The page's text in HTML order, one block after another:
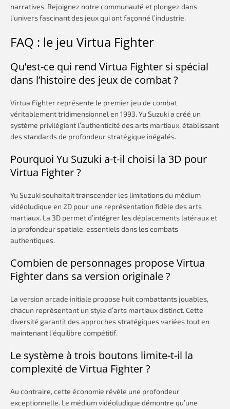
narratives. Rejoignez notre communauté et plongez dans
l’univers fascinant des jeux qui ont façonné l’industrie.
FAQ : le jeu Virtua Fighter
Qu’est-ce qui rend Virtua Fighter si spécial
dans l’histoire des jeux de combat ?
Virtua Fighter représente le premier jeu de combat
véritablement tridimensionnel en 1993. Yu Suzuki a créé un
système privilégiant l’authenticité des arts martiaux, établissant
des standards de profondeur stratégique inégalés.
Pourquoi Yu Suzuki a-t-il choisi la 3D pour
Virtua Fighter ?
Yu Suzuki souhaitait transcender les limitations du médium
vidéoludique en 2D pour une représentation fidèle des arts
martiaux. La 3D permet d’intégrer les déplacements latéraux et
la profondeur spatiale, essentiels dans les combats
authentiques.
Combien de personnages propose Virtua
Fighter dans sa version originale ?
La version arcade initiale propose huit combattants jouables,
chacun représentant un style d’arts martiaux distinct. Cette
diversité garantit des approches stratégiques variées tout en
maintenant l’équilibre compétitif.
Le système à trois boutons limite-t-il la
complexité de Virtua Fighter ?
Au contraire, cette économie révèle une profondeur
exceptionnelle. Le médium vidéoludique démontre qu’une